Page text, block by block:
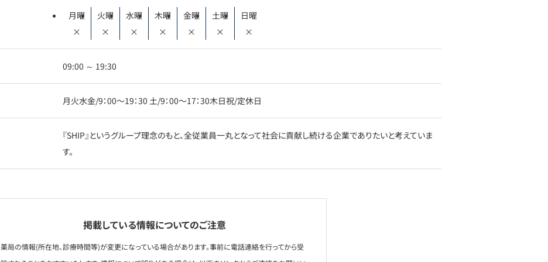
月曜
×
火曜
×
水曜
×
木曜
×
金曜
×
土曜
×
日曜
×
09:00 ～ 19:30
月火水金/9：00〜19：30 土/9：00〜17：30木日祝/定休日
『SHIP』というグループ理念のもと、全従業員一丸となって社会に貢献し続ける企業でありたいと考えていま
す。
掲載している情報についてのご注意
薬局の情報(所在地、診療時間等)が変更になっている場合があります。事前に電話連絡を行ってから受